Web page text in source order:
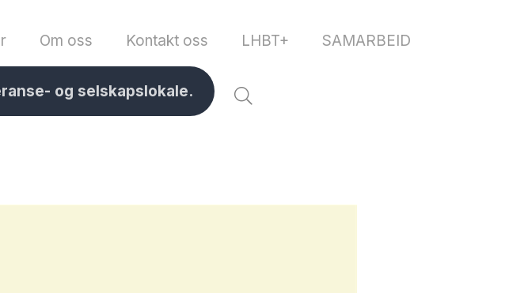
Om oss Kontakt oss LHBT+ SAMARBEID
og selskapslokale.